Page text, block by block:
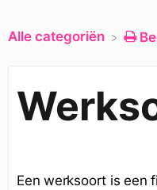
Alle categoriën
Een werksoort is een